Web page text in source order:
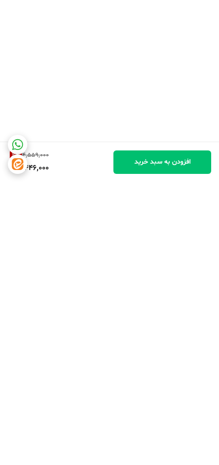
4,559,000
2%
4,446,000
افزودن به سبد خرید